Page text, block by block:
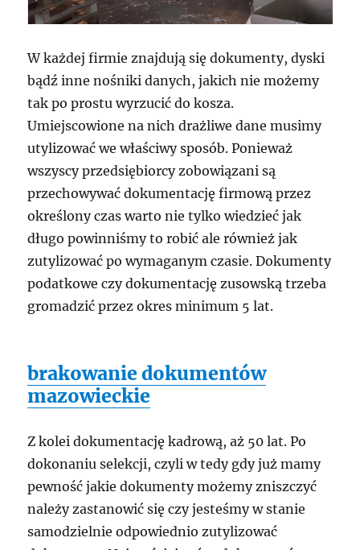
W każdej firmie znajdują się dokumenty, dyski
bądź inne nośniki danych, jakich nie możemy
tak po prostu wyrzucić do kosza.
Umiejscowione na nich drażliwe dane musimy
utylizować we właściwy sposób. Ponieważ
wszyscy przedsiębiorcy zobowiązani są
przechowywać dokumentację firmową przez
określony czas warto nie tylko wiedzieć jak
długo powinniśmy to robić ale również jak
zutylizować po wymaganym czasie. Dokumenty
podatkowe czy dokumentację zusowską trzeba
gromadzić przez okres minimum 5 lat.
brakowanie dokumentów
mazowieckie
Z kolei dokumentację kadrową, aż 50 lat. Po
dokonaniu selekcji, czyli w tedy gdy już mamy
pewność jakie dokumenty możemy zniszczyć
należy zastanowić się czy jesteśmy w stanie
samodzielnie odpowiednio zutylizować